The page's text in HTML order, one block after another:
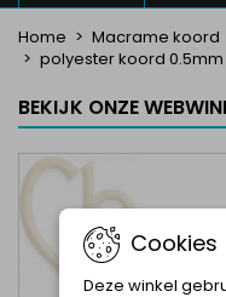
Home Macrame koord
polyester koord
BEKIJK ONZE
Cookies
Deze winkel